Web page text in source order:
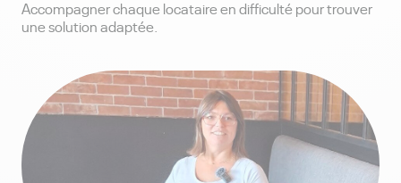
Accompagner chaque locataire en difficulté pour trouver
une solution adaptée.